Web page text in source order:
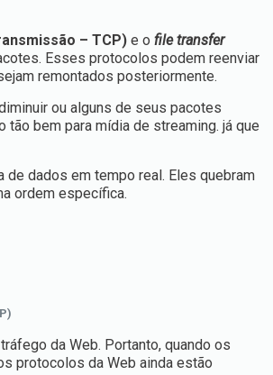
– TCP) e ofile transfer
Esses protocolos podem reenviar
remontados posteriormente.
ou alguns de seus pacotes
bem para mídia de streaming. já que
dados em tempo real. Eles quebram
ordem específica.
da Web. Portanto, quando os
protocolos da Web ainda estão